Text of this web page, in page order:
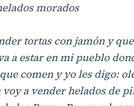
morados
tortas con jamón y
a estar en mi pueblo
comen y yo les digo:
voy a vender helados de